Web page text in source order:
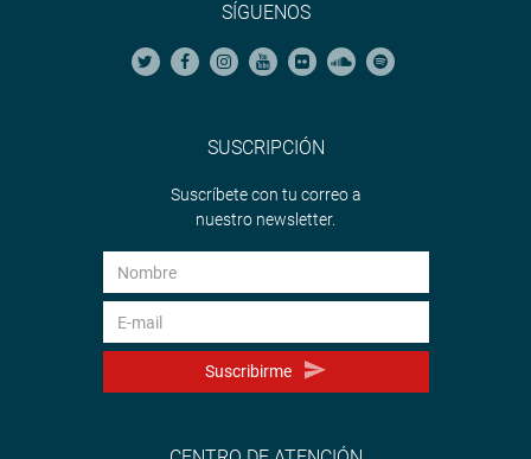
SÍGUENOS
SUSCRIPCIÓN
Suscríbete con tu correo a
nuestro newsletter.
Suscribirme